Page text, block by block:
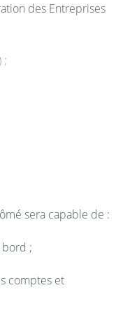
des Entreprises
;
;
des
étudiants
pour faciliter
déroulement
sera capable de :
;
comptes et